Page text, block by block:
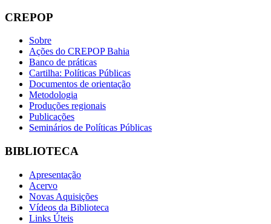
CREPOP
Sobre
Ações do CREPOP Bahia
Banco de práticas
Cartilha: Políticas Públicas
Documentos de orientação
Metodologia
Produções regionais
Publicações
Seminários de Políticas Públicas
BIBLIOTECA
Apresentação
Acervo
Novas Aquisições
Vídeos da Biblioteca
Links Úteis